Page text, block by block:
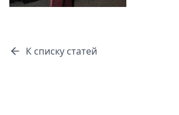
К списку статей